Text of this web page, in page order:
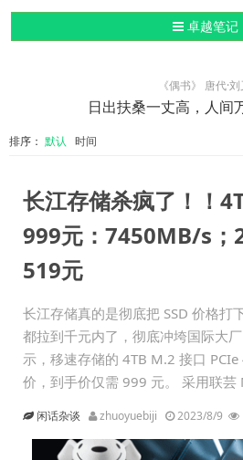
导航切换
卓越笔记
《偶书》 唐代·刘
日出扶桑一丈高，人间
排序： 默认 时间
长江存储杀疯了！！
999元：7450MB/s；
519元
长江存储真的是彻底把 SSD 价格打
都拉到千元内了，彻底冲垮国际大
示，移速存储的 4TB M.2 接口
价，到手价仅需 999 元。 采用联芸
闲话杂谈 zhuoyuebiji 2023/8/9